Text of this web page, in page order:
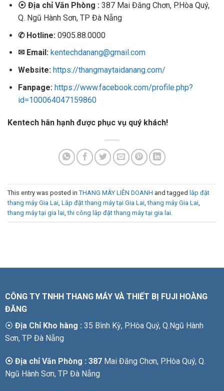
⦿Địa chỉ Văn Phòng : 387 Mai Đăng Chơn, P.Hòa Quý,
Q. Ngũ Hành Sơn, TP Đà Nẵng
✆Hotline: 0905.88.0000
✉Email: kentechdanang@gmail.com
Website: https://thangmaytaidanang.com/
Fanpage: https://www.facebook.com/profile.php?
id=100064047159860
Kentech hân hạnh được phục vụ quý khách!
This entry was posted in THANG MÁY LIÊN DOANH and tagged lắp đặt
thang máy Gia Lai Lắp đặt thang máy tại Gia Lai ,thang máy Gia Lai
thang máy tại gia lai ,thi công lắp đặt thang máy tại gia lai
CÔNG TY TNHH THANG MÁY VÀ THIẾT BỊ FUJI HOÀNG
ĐĂNG
⦿ Địa Chỉ Kho hàng : 35 Bình Kỳ, P.Hòa Quý, Q.Ngũ Hành
Sơn, TP Đà Nẵng
⦿ Địa chỉ Văn Phòng : 387 Mai Đăng Chơn, P.Hòa Quý, Q.
Ngũ Hành Sơn, TP Đà Nẵng